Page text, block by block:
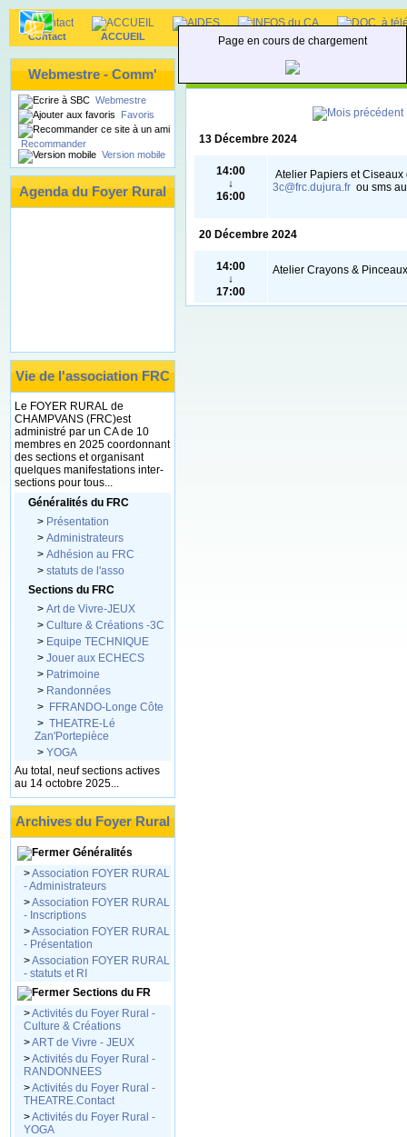
Page en cours de chargement
Contact ACCUEIL INFOS du CA DOC. à
Webmestre - Comm'
Webmestre
Favoris
Recommander
Version mobile
Agenda du Foyer Rural
Vie de l'association FRC
Le FOYER RURAL de
CHAMPVANS (FRC)est
administré par un CA de 10
membres en 2025 coordonnant
des sections et organisant
quelques manifestations inter-
sections pour tous...
Généralités du FRC
> Présentation
> Administrateurs
> Adhésion au FRC
> statuts de l'asso
Sections du FRC
> Art de Vivre-JEUX
> Culture & Créations -3C
> Equipe TECHNIQUE
> Jouer aux ECHECS
> Patrimoine
> Randonnées
> FFRANDO-Longe Côte
> THEATRE-Lé
Zan'Portepièce
> YOGA
Au total, neuf sections actives
au 14 octobre 2025...
Archives du Foyer Rural
Généralités
>Association FOYER RURAL
- Administrateurs
>Association FOYER RURAL
- Inscriptions
>Association FOYER RURAL
- Présentation
>Association FOYER RURAL
- statuts et RI
Sections du FR
>Activités du Foyer Rural -
Culture & Créations
>ART de Vivre - JEUX
>Activités du Foyer Rural -
RANDONNEES
>Activités du Foyer Rural -
THEATRE.Contact
>Activités du Foyer Rural -
YOGA
Agenda : Décembre 2024
13 Décembre 2024
14:00
↓
16:00
Atelier Papiers et
3c@frc.dujura.fr ou sms
20 Décembre 2024
14:00
↓
17:00
Atelier Crayons &